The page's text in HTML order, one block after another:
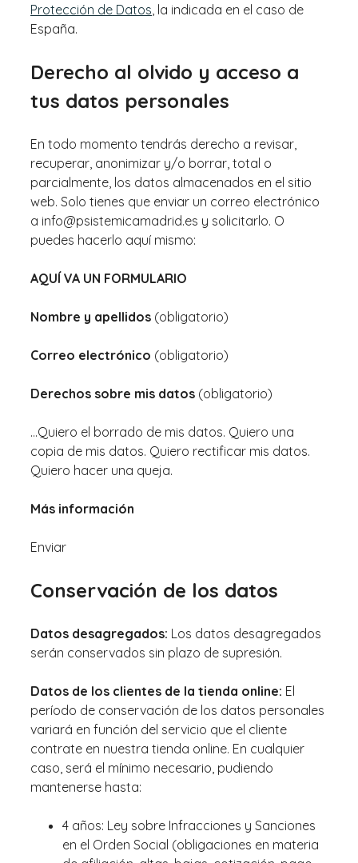
Protección de Datos , la indicada en el caso de
España.
Derecho al olvido y acceso a
tus datos personales
En todo momento tendrás derecho a revisar,
recuperar, anonimizar y/o borrar, total o
parcialmente, los datos almacenados en el sitio
web. Solo tienes que enviar un correo electrónico
a info@psistemicamadrid.es y solicitarlo. O
puedes hacerlo aquí mismo:
AQUÍ VA UN FORMULARIO
Nombre y apellidos (obligatorio)
Correo electrónico (obligatorio)
Derechos sobre mis datos (obligatorio)
…Quiero el borrado de mis datos. Quiero una
copia de mis datos. Quiero rectificar mis datos.
Quiero hacer una queja.
Más información
Enviar
Conservación de los datos
Datos desagregados: Los datos desagregados
serán conservados sin plazo de supresión.
Datos de los clientes de la tienda online: El
período de conservación de los datos personales
variará en función del servicio que el cliente
contrate en nuestra tienda online. En cualquier
caso, será el mínimo necesario, pudiendo
mantenerse hasta:
4 años: Ley sobre Infracciones y Sanciones
en el Orden Social (obligaciones en materia